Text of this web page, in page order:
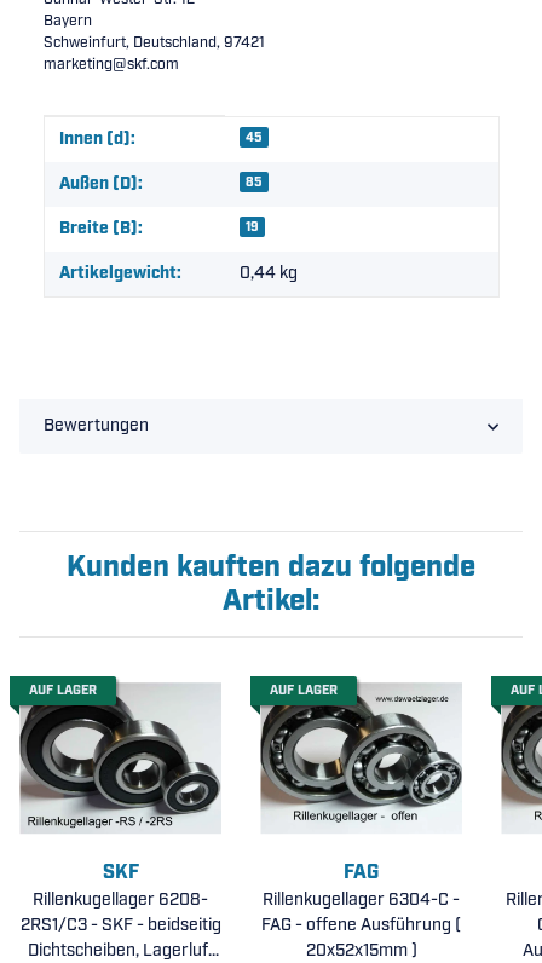
Bayern
Schweinfurt, Deutschland, 97421
marketing@skf.com
Produkteigenschaft
Wert
Innen (d): 45
Außen (D): 85
Breite (B): 19
Artikelgewicht: 0,44 kg
Bewertungen
Kunden kauften dazu folgende
Artikel:
AUF LAGER
SKF
Rillenkugellager 6208-
2RS1/C3 - SKF - beidseitig
Dichtscheiben, Lagerluft
AUF LAGER
FAG
Rillenkugellager 6304-C -
FAG - offene Ausführung (
20x52x15mm )
AUF